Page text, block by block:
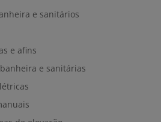
e sanitários
e afins
e sanitárias